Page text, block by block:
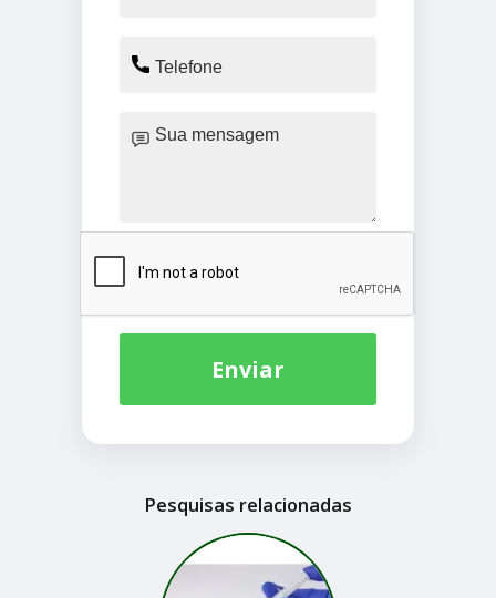
Enviar
Pesquisas relacionadas